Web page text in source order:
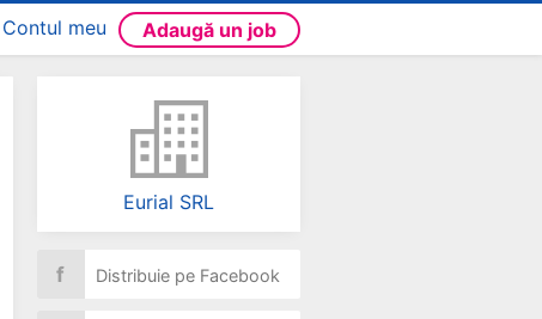
Contul meu Adaugă un job
Eurial SRL
f Distribuie pe Facebook